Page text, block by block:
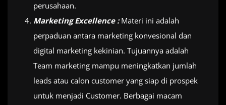
perusahaan.
Marketing Excellence :Materi ini adalah
perpaduan antara marketing konvesional dan
digital marketing kekinian. Tujuannya adalah
Team marketing mampu meningkatkan jumlah
leads atau calon customer yang siap di prospek
untuk menjadi Customer. Berbagai macam